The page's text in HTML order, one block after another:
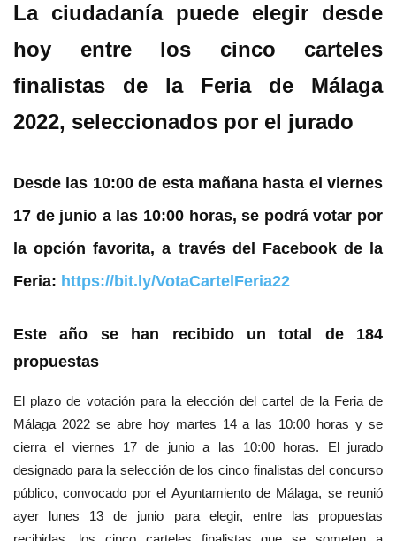
La ciudadanía puede elegir desde
hoy entre los cinco carteles
finalistas de la Feria de Málaga
2022, seleccionados por el jurado
Desde las 10:00 de esta mañana hasta el viernes
17 de junio a las 10:00 horas, se podrá votar por
la opción favorita, a través del Facebook de la
Feria: https://bit.ly/VotaCartelFeria22
Este año se han recibido un total de 184
propuestas
El plazo de votación para la elección del cartel de la Feria de
Málaga 2022 se abre hoy martes 14 a las 10:00 horas y se
cierra el viernes 17 de junio a las 10:00 horas. El jurado
designado para la selección de los cinco finalistas del concurso
público, convocado por el Ayuntamiento de Málaga, se reunió
ayer lunes 13 de junio para elegir, entre las propuestas